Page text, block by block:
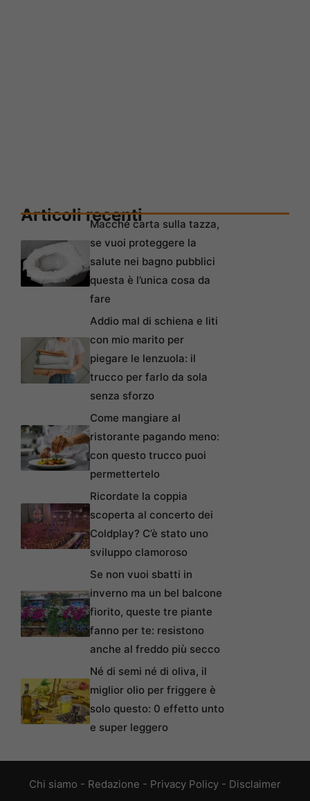
Articoli recentiMacché carta sulla tazza,
se vuoi proteggere la
salute nei bagno pubblici
questa è l’unica cosa da
fare
Addio mal di schiena e liti
con mio marito per
piegare le lenzuola: il
trucco per farlo da sola
senza sforzo
Come mangiare al
ristorante pagando meno:
con questo trucco puoi
permettertelo
Ricordate la coppia
scoperta al concerto dei
Coldplay? C’è stato uno
sviluppo clamoroso
Se non vuoi sbatti in
inverno ma un bel balcone
fiorito, queste tre piante
fanno per te: resistono
anche al freddo più secco
Né di semi né di oliva, il
miglior olio per friggere è
solo questo: 0 effetto unto
e super leggero
Chi siamo - Redazione - Privacy Policy - Disclaimer